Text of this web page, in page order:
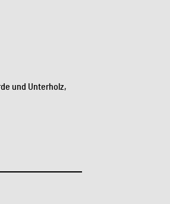
und Unterholz,